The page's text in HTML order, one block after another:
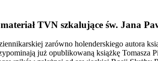
TVN szkalujące św. Jana
zarówno holenderskiego autora
już opublikowaną książkę